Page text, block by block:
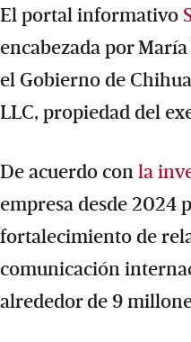
El portal informativo
encabezada por
el Gobierno de
LLC, propiedad del
De acuerdo conla
empresa desde 2024
fortalecimiento de
comunicación
alrededor de 9